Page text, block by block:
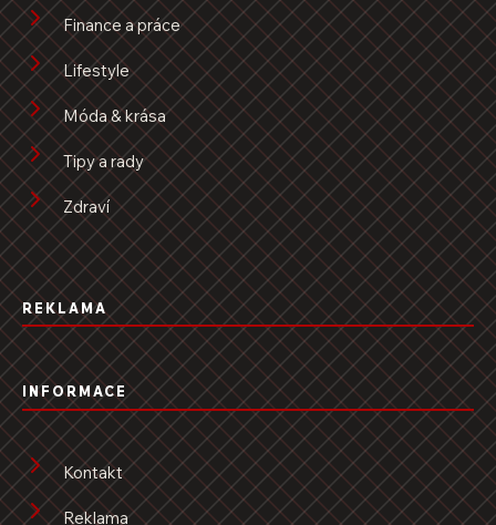
Finance a práce
Lifestyle
Móda & krása
Tipy a rady
Zdraví
REKLAMA
INFORMACE
Kontakt
Reklama